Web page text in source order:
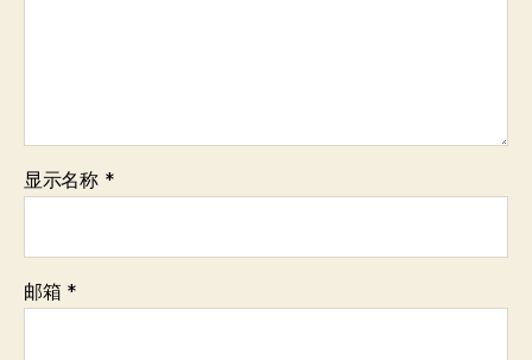
显示名称 *
邮箱 *